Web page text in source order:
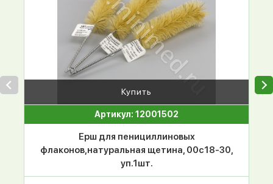
Купить
Артикул: 12001502
Ерш для пенициллиновых
флаконов,натуральная щетина, 00с18-30,
уп.1шт.